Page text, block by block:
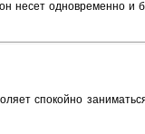
несет одновременно и
спокойно